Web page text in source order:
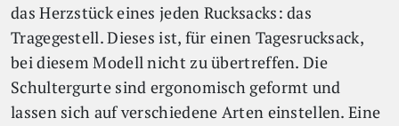
das Herzstück eines jeden Rucksacks: das
Tragegestell. Dieses ist, für einen Tagesrucksack,
bei diesem Modell nicht zu übertreffen. Die
Schultergurte sind ergonomisch geformt und
lassen sich auf verschiedene Arten einstellen. Eine